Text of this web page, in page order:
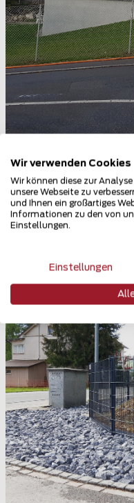
5615 Fahrwangen
Wir verwenden Cookies
Wir können diese zur
unsere Webseite zu
und Ihnen ein großartiges
Informationen zu den von
Einstellungen.
Einstellungen